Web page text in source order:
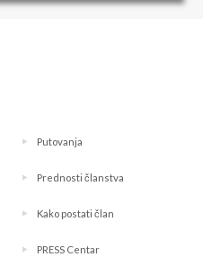
Putovanja
Prednosti članstva
Kako postati član
PRESS Centar